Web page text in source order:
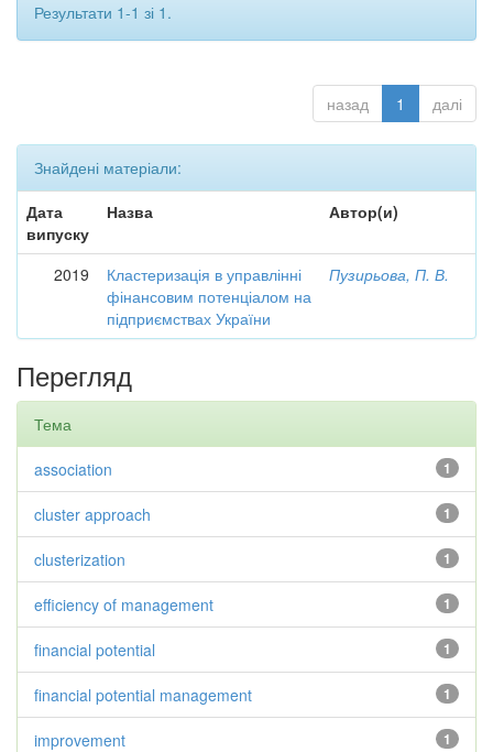
Результати 1-1 зі 1.
назад 1 далі
Знайдені матеріали:
Дата
випуску
Назва Автор(и)
2019
Кластеризація в управлінні
фінансовим потенціалом на
підприємствах України
Пузирьова, П. В.
Перегляд
Тема
1
association
1
cluster approach
1
clusterization
1
efficiency of management
1
financial potential
1
financial potential management
1
improvement